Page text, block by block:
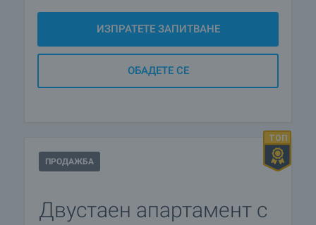
ИЗПРАТЕТЕ ЗАПИТВАНЕ
ОБАДЕТЕ СЕ
ПРОДАЖБА
Двустаен апартамент с